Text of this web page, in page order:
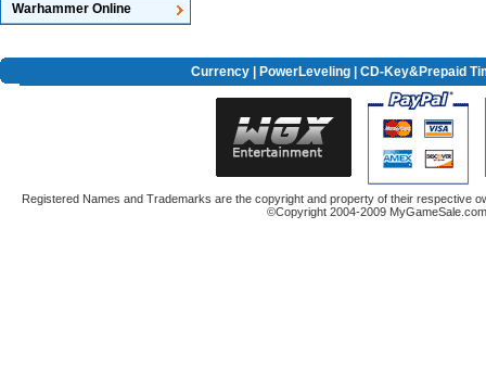
Warhammer Online
Currency| PowerLeveling| CD-Key&Prepaid
Registered Names and Trademarks are the copyright and property of their respective
©Copyright 2004-2009